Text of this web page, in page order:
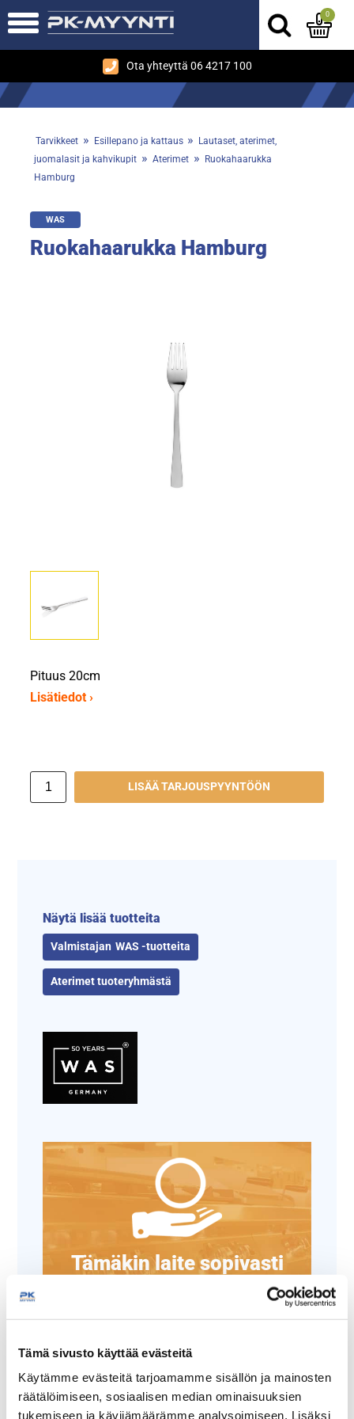
Tämä sivusto käyttää evästeitä
Käytämme evästeitä tarjoamamme sisällön ja mainosten
räätälöimiseen, sosiaalisen median ominaisuuksien
tukemiseen ja kävijämäärämme analysoimiseen. Lisäksi
Ota yhteyttä 06 4217 100
0
Tarvikkeet » Esillepano ja kattaus »
Lautaset, aterimet,
juomalasit ja kahvikupit » Aterimet »
Ruokahaarukka
Hamburg
WAS
Ruokahaarukka Hamburg
Pituus 20cm
Lisätiedot ›
LISÄÄ TARJOUSPYYNTÖÖN
Näytä lisää tuotteita
WAS -tuotteita
Aterimet tuoteryhmästä
Tämäkin laite sopivasti